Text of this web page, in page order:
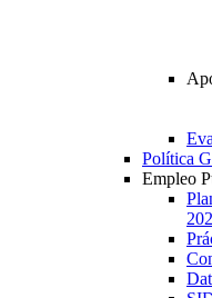
Política
Empleo